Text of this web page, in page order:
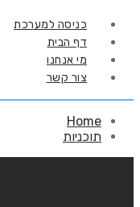
כניסה למערכת
דף הבית
מי אנחנו
צור קשר
Home
תוכניות